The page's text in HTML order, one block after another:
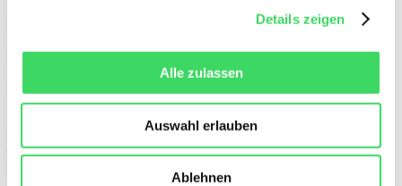
Details zeigen
Alle zulassen
Auswahl erlauben
Ablehnen
Sigenergy SigenMate 2700 Ultra: Neuer
Balkonkraftwerk-Speicher mit KI, 4 MPPT und
großem Wachstumspotenzial